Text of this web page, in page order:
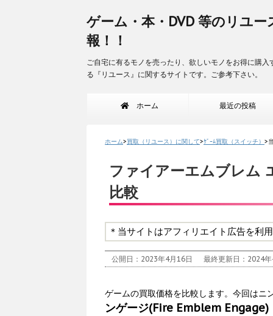
ゲーム・本・DVD 等のリユー
報！！
ご自宅に有るモノを売ったり、欲しいモノをお得に購入
る『リユース』に関するサイトです。ご参考下さい。
ホーム 最近の投稿
ホーム>買取（リユース）に関して>ｹﾞｰﾑ買取（スイッチ） >
ファイアーエムブレム
比較
＊当サイトはアフィリエイト広告を利
公開日：2023年4月16日 最終更新日：2024年
ゲームの買取価格を比較します。今回はニ
ンゲージ(Fire Emblem Engage)